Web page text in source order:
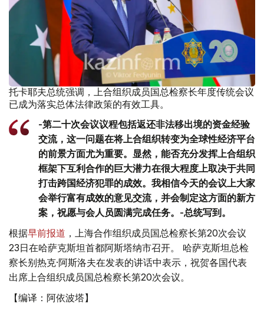
托卡耶夫总统强调，上合组织成员国总检察长年度传统会议
已成为落实总体法律政策的有效工具。
-第二十次会议议程包括返还非法移出境的资金经验
交流，这一问题在将上合组织转变为全球性经济平台
的前景方面尤为重要。显然，能否充分发挥上合组织
框架下互利合作的巨大潜力在很大程度上取决于共同
打击跨国经济犯罪的成效。我相信今天的会议上大家
会举行富有成效的意见交流，并会制定这方面的新方
案，祝愿与会人员圆满完成任务。-总统写到。
根据早前报道 ，上海合作组织成员国总检察长第20次会议
23日在哈萨克斯坦首都阿斯塔纳市召开。 哈萨克斯坦总检
察长别热克·阿斯洛夫在发表的讲话中表示，祝贺各国代表
出席上合组织成员国总检察长第20次会议。
【编译：阿依波塔】